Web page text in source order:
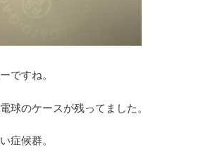
ですね。
球のケースが残ってました。
症候群。